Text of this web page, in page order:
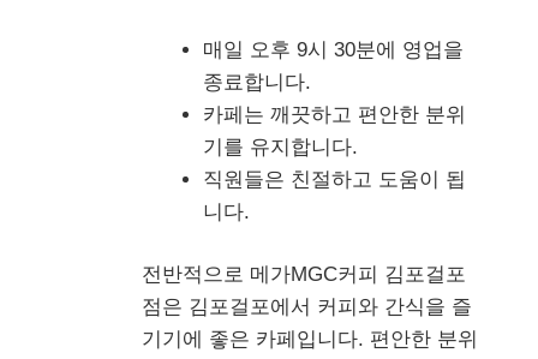
매일 오후 9시 30분에 영업을
종료합니다.
카페는 깨끗하고 편안한 분위
기를 유지합니다.
직원들은 친절하고 도움이 됩
니다.
전반적으로 메가MGC커피 김포걸포
점은 김포걸포에서 커피와 간식을 즐
기기에 좋은 카페입니다. 편안한 분위